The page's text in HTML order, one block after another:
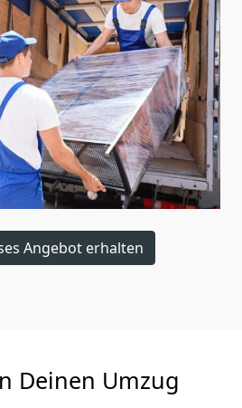
Angebot erhalten
Deinen Umzug